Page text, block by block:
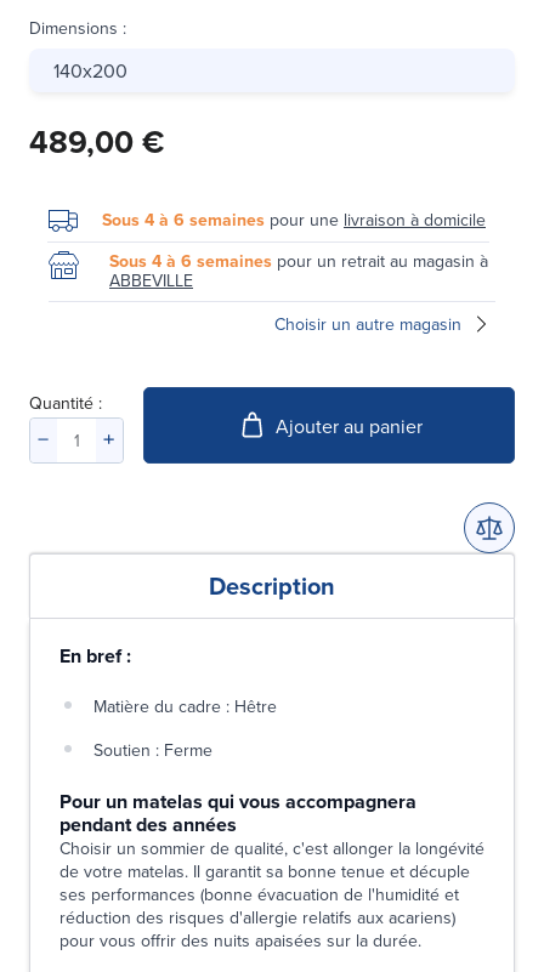
Dimensions :
140x200
489,00 €
Sous 4 à 6 semaines pour une livraison à domicile
Sous 4 à 6 semaines pour un retrait au magasin à
ABBEVILLE
Choisir un autre magasin
Quantité :
Ajouter au panier
Description
En bref :
Matière du cadre : Hêtre
Soutien : Ferme
Pour un matelas qui vous accompagnera
pendant des années
Choisir un sommier de qualité, c'est allonger la longévité
de votre matelas. Il garantit sa bonne tenue et décuple
ses performances (bonne évacuation de l'humidité et
réduction des risques d'allergie relatifs aux acariens)
pour vous offrir des nuits apaisées sur la durée.